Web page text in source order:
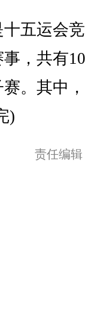
五运会
，共有
。其中
)
责任编